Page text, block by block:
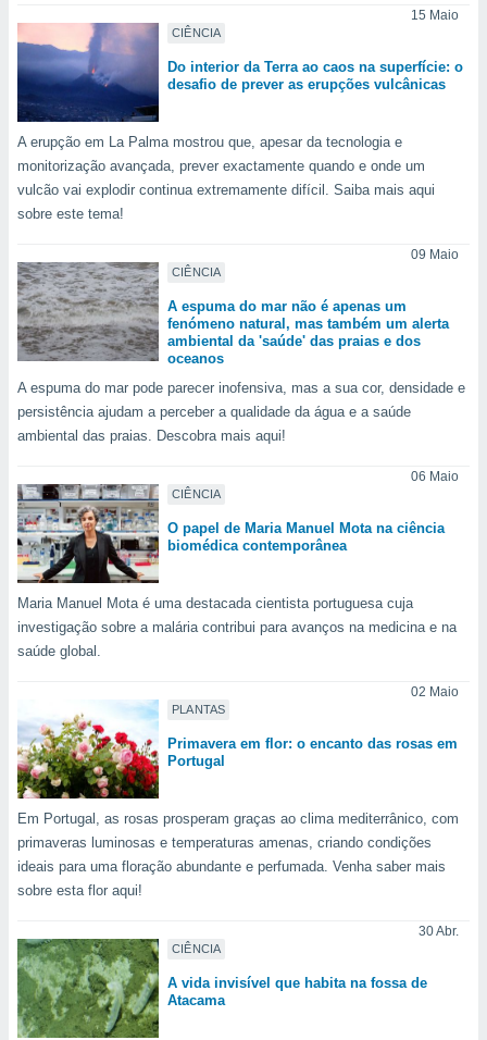
tal,
ou opor-
qualquer
em “
na
o
de
ou aceder
num
utilizar
criar
da
medir o
dos
os
ou
de dados
fontes,
dados
CIÊNCIA
15 Maio
Do interior da Terra ao caos na superfície: o
desafio de prever as erupções vulcânicas
A erupção em La Palma mostrou que, apesar da tecnologia e
monitorização avançada, prever exactamente quando e onde um
vulcão vai explodir continua extremamente difícil. Saiba mais aqui
sobre este tema!
CIÊNCIA
09 Maio
A espuma do mar não é apenas um
fenómeno natural, mas também um alerta
ambiental da 'saúde' das praias e dos
oceanos
A espuma do mar pode parecer inofensiva, mas a sua cor, densidade e
persistência ajudam a perceber a qualidade da água e a saúde
ambiental das praias. Descobra mais aqui!
CIÊNCIA
06 Maio
O papel de Maria Manuel Mota na ciência
biomédica contemporânea
Maria Manuel Mota é uma destacada cientista portuguesa cuja
investigação sobre a malária contribui para avanços na medicina e na
saúde global.
PLANTAS
02 Maio
Primavera em flor: o encanto das rosas em
Portugal
Em Portugal, as rosas prosperam graças ao clima mediterrânico, com
primaveras luminosas e temperaturas amenas, criando condições
ideais para uma floração abundante e perfumada. Venha saber mais
sobre esta flor aqui!
CIÊNCIA
30 Abr.
A vida invisível que habita na fossa de
Atacama